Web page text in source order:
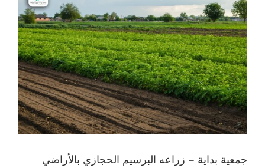
جمعية بداية – زراعه البرسيم الحجازي بالأراضي